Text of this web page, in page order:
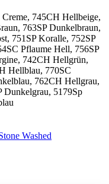
745CH Hellbeige,
763SP Dunkelbraun,
751SP Koralle, 752SP
Pflaume Hell, 756SP
742CH Hellgrün,
Hellblau, 770SC
762CH Hellgrau,
Dunkelgrau, 5179Sp
Washed